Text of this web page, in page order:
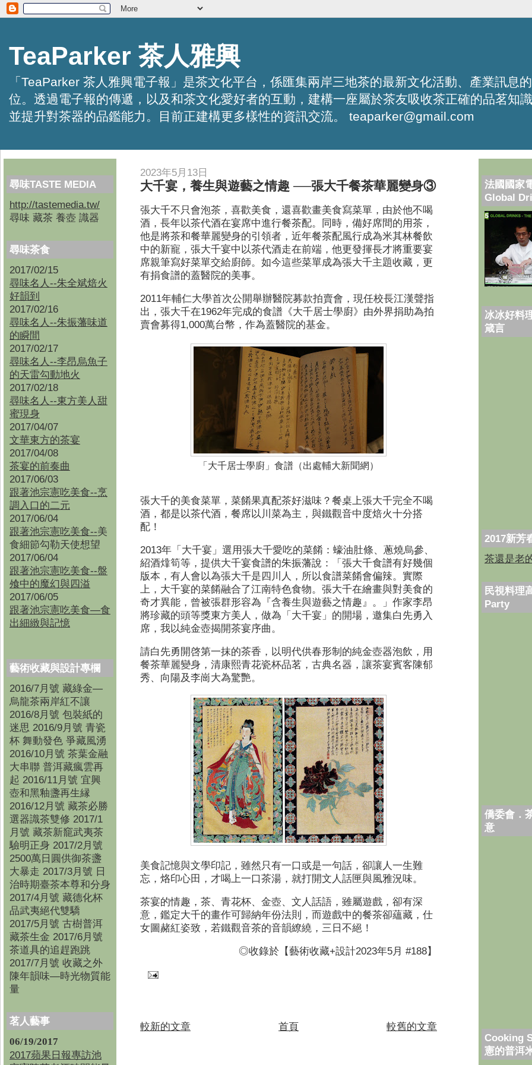
TeaParker 茶人雅興
「TeaParker 茶人雅興電子報」是茶文化平台，係匯集兩岸三地茶的最新文化活動、產業訊息
位。透過電子報的傳遞，以及和茶文化愛好者的互動，建構一座屬於茶友吸收茶正確的品茗知
並提升對茶器的品鑑能力。目前正建構更多樣性的資訊交流。 teaparker@gmail.com
尋味TASTE MEDIA
http://tastemedia.tw/
尋味 藏茶 養壺 識器
尋味茶食
2017/02/15
尋味名人--朱全斌焙火
好韻到
2017/02/16
尋味名人--朱振藩味道
的瞬間
2017/02/17
尋味名人--李昂烏魚子
的天雷勾動地火
2017/02/18
尋味名人--東方美人甜
蜜現身
2017/04/07
文華東方的茶宴
2017/04/08
茶宴的前奏曲
2017/06/03
跟著池宗憲吃美食--烹
調入口的二元
2017/06/04
跟著池宗憲吃美食--美
食細節勾勒天使想望
2017/06/04
跟著池宗憲吃美食--盤
飧中的魔幻與四溢
2017/06/05
跟著池宗憲吃美食—食
出細緻與記憶
藝術收藏與設計專欄
2016/7月號 藏綠金—
烏龍茶兩岸紅不讓
2016/8月號 包裝紙的
迷思 2016/9月號 青瓷
杯 舞動發色 爭藏風湧
2016/10月號 茶葉金融
大串聯 普洱藏瘋雲再
起 2016/11月號 宜興
壺和黑釉盞再生縁
2016/12月號 藏茶必勝
選器識茶雙修 2017/1
月號 藏茶新竉武夷茶
驗明正身 2017/2月號
2500萬日圓供御茶盞
大暴走 2017/3月號 日
治時期臺茶本尊和分身
2017/4月號 藏德化杯
品武夷絕代雙驕
2017/5月號 古樹普洱
藏茶生金 2017/6月號
茶道具的追趕跑跳
2017/7月號 收藏之外
陳年韻味—時光物質能
量
茗人藝事
06/19/2017
2017蘋果日報專訪池
2023年5月13日
大千宴，養生與遊藝之情趣 ──張大千餐茶華麗變身③
張大千不只會泡茶，喜歡美食，還喜歡畫美食寫菜單，由於他不喝
酒，長年以茶代酒在宴席中進行餐茶配。同時，備好席間的用茶，
他是將茶和餐華麗變身的引領者，近年餐茶配風行成為米其林餐飲
中的新寵，張大千宴中以茶代酒走在前端，他更發揮長才將重要宴
席親筆寫好菜單交給廚師。如今這些菜單成為張大千主題收藏，更
有捐食譜的蓋醫院的美事。
2011年輔仁大學首次公開舉辦醫院募款拍賣會，現任校長江漢聲指
出，張大千在1962年完成的食譜《大千居士學廚》由外界捐助為拍
賣會募得1,000萬台幣，作為蓋醫院的基金。
「大千居士學廚」食譜（出處輔大新聞網）
張大千的美食菜單，菜餚果真配茶好滋味？餐桌上張大千完全不喝
酒，都是以茶代酒，餐席以川菜為主，與鐵觀音中度焙火十分搭
配！
2013年「大千宴」選用張大千愛吃的菜餚：蠔油肚條、蔥燒烏參、
紹酒㸆筍等，提供大千宴食譜的朱振藩說：「張大千食譜有好幾個
版本，有人會以為張大千是四川人，所以食譜菜餚會偏辣。實際
上，大千宴的菜餚融合了江南特色食物。張大千在繪畫與對美食的
奇才異能，曾被張群形容為『含養生與遊藝之情趣』。」作家李昂
將珍藏的頭等獎東方美人，做為「大千宴」的開場，邀集白先勇入
席，我以純金壺揭開茶宴序曲。
請白先勇開啓第一抹的茶香，以明代供春形制的純金壺器泡飲，用
餐茶華麗變身，清康熙青花瓷杯品茗，古典名器，讓茶宴賓客陳郁
秀、向陽及李崗大為驚艷。
美食記憶與文學印記，雖然只有一口或是一句話，卻讓人一生難
忘，烙印心田，才喝上一口茶湯，就打開文人話匣與風雅況味。
茶宴的情趣，茶、青花杯、金壺、文人話語，雖屬遊戲，卻有深
意，鑑定大千的畫作可歸納年份法則，而遊戲中的餐茶卻蘊藏，仕
女圖赭紅姿致，若鐵觀音茶的音韻繚繞，三日不絕！
◎收錄於【藝術收藏+設計2023年5月 #188】
較新的文章 較舊的文章
首頁
法國國家
Global
冰冰好料
箴言
2017新芳
茶還是老
民視料理
Party
僑委會．
意
Cooking
憲的普洱